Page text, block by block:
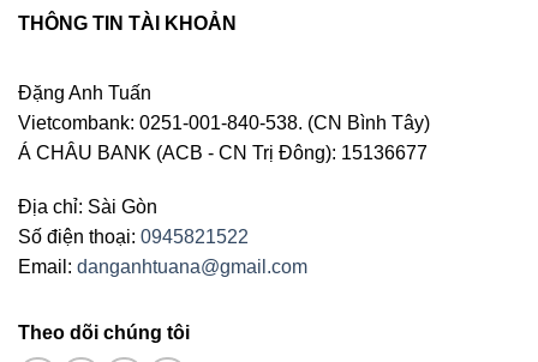
THÔNG TIN TÀI KHOẢN
Đặng Anh Tuấn
Vietcombank: 0251-001-840-538. (CN Bình Tây)
Á CHÂU BANK (ACB - CN Trị Đông): 15136677
Địa chỉ: Sài Gòn
Số điện thoại: 0945821522
Email: danganhtuana@gmail.com
Theo dõi chúng tôi